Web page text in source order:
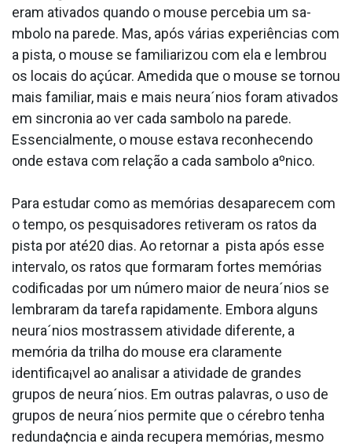
eram ativados quando o mouse percebia um sa­
mbolo na parede. Mas, após várias experiências com
a pista, o mouse se familiarizou com ela e lembrou
os locais do açúcar. Amedida que o mouse se tornou
mais familiar, mais e mais neura´nios foram ativados
em sincronia ao ver cada sa­mbolo na parede.
Essencialmente, o mouse estava reconhecendo
onde estava com relação a cada sa­mbolo aºnico.
Para estudar como as memórias desaparecem com
o tempo, os pesquisadores retiveram os ratos da
pista por até20 dias. Ao retornar a pista após esse
intervalo, os ratos que formaram fortes memórias
codificadas por um número maior de neura´nios se
lembraram da tarefa rapidamente. Embora alguns
neura´nios mostrassem atividade diferente, a
memória da trilha do mouse era claramente
identifica¡vel ao analisar a atividade de grandes
grupos de neura´nios. Em outras palavras, o uso de
grupos de neura´nios permite que o cérebro tenha
redunda¢ncia e ainda recupera memórias, mesmo